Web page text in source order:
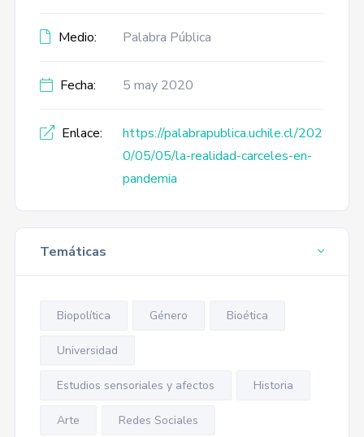
Medio: Palabra Pública
Fecha: 5 may 2020
Enlace:
https://palabrapublica.uchile.cl/202
0/05/05/la-realidad-carceles-en-
pandemia
Temáticas
Biopolítica Género Bioética
Universidad
Estudios sensoriales y afectos Historia
Arte Redes Sociales